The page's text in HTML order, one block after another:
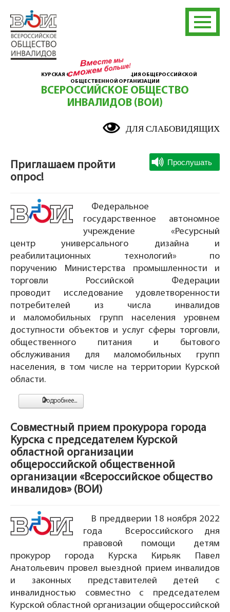
КУРСКАЯ ОБЛАСТНАЯ ОРГАНИЗАЦИЯ ОБЩЕРОССИЙСКОЙ
ОБЩЕСТВЕННОЙ ОРГАНИЗАЦИИ
ВСЕРОССИЙСКОЕ ОБЩЕСТВО
ИНВАЛИДОВ (ВОИ)
ДЛЯ СЛАБОВИДЯЩИХ
Приглашаем пройти
опрос!
Федеральное
государственное автономное
учреждение «Ресурсный
центр универсального дизайна и
реабилитационных технологий» по
поручению Министерства промышленности и
торговли Российской Федерации
проводит исследование удовлетворенности
потребителей из числа инвалидов
и маломобильных групп населения уровнем
доступности объектов и услуг сферы торговли,
общественного питания и бытового
обслуживания для маломобильных групп
населения, в том числе на территории Курской
области.
Подробнее...
Совместный прием прокурора города
Курска с председателем Курской
областной организации
общероссийской общественной
организации «Всероссийское общество
инвалидов» (ВОИ)
В преддверии 18 ноября 2022
года Всероссийского дня
правовой помощи детям
прокурор города Курска Кирьяк Павел
Анатольевич провел выездной прием инвалидов
и законных представителей детей с
инвалидностью совместно с председателем
Курской областной организации общероссийской